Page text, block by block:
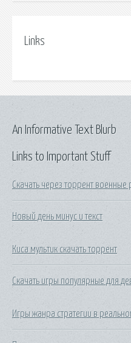
Links
Links to Important Stuff
Скачать через торрент
Новый день минус и текст
Киса мультик скачать торрент
Скачать игры популярные для
Игры жанра стратегии в
An Informative Text Blurb